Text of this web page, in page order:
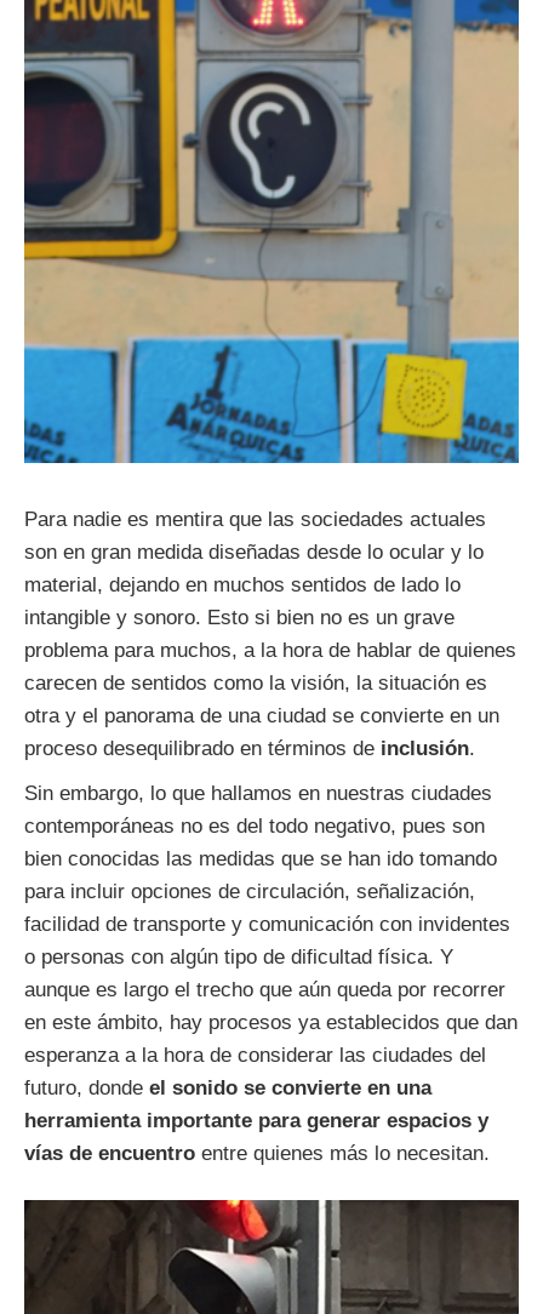
Para nadie es mentira que las sociedades actuales
son en gran medida diseñadas desde lo ocular y lo
material, dejando en muchos sentidos de lado lo
intangible y sonoro. Esto si bien no es un grave
problema para muchos, a la hora de hablar de quienes
carecen de sentidos como la visión, la situación es
otra y el panorama de una ciudad se convierte en un
proceso desequilibrado en términos de inclusión.
Sin embargo, lo que hallamos en nuestras ciudades
contemporáneas no es del todo negativo, pues son
bien conocidas las medidas que se han ido tomando
para incluir opciones de circulación, señalización,
facilidad de transporte y comunicación con invidentes
o personas con algún tipo de dificultad física. Y
aunque es largo el trecho que aún queda por recorrer
en este ámbito, hay procesos ya establecidos que dan
esperanza a la hora de considerar las ciudades del
futuro, donde el sonido se convierte en una
herramienta importante para generar espacios y
vías de encuentro entre quienes más lo necesitan.